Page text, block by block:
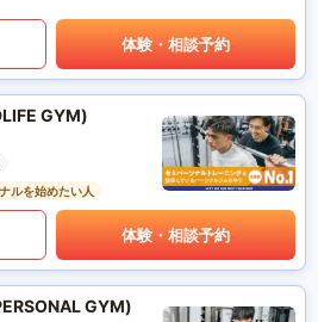
体験・相談予約
GYM)
ルを始めたい人
体験・相談予約
GYM)